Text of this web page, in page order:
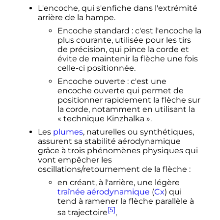
L'encoche, qui s'enfiche dans l'extrémité
arrière de la hampe.
Encoche standard : c'est l'encoche la
plus courante, utilisée pour les tirs
de précision, qui pince la corde et
évite de maintenir la flèche une fois
celle-ci positionnée.
Encoche ouverte : c'est une
encoche ouverte qui permet de
positionner rapidement la flèche sur
la corde, notamment en utilisant la
« technique Kinzhalka ».
Les plumes, naturelles ou synthétiques,
assurent sa stabilité aérodynamique
grâce à trois phénomènes physiques qui
vont empêcher les
oscillations/retournement de la flèche :
en créant, à l'arrière, une légère
traînée aérodynamique (Cx) qui
tend à ramener la flèche parallèle à
sa trajectoire[5],